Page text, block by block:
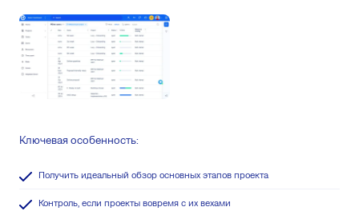
Ключевая особенность:
Получить идеальный обзор основных этапов проекта
Контроль, если проекты вовремя с их вехами